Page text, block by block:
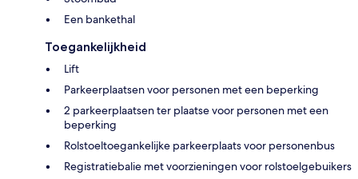
Een bankethal
Toegankelijkheid
Lift
Parkeerplaatsen voor personen met een beperking
2 parkeerplaatsen ter plaatse voor personen met een
beperking
Rolstoeltoegankelijke parkeerplaats voor personenbus
Registratiebalie met voorzieningen voor rolstoelgebuikers